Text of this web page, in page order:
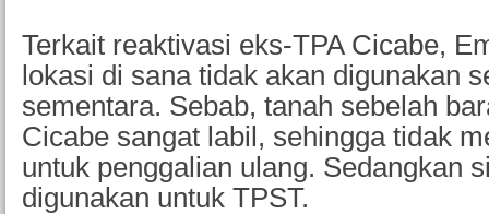
Terkait reaktivasi eks-TPA Cicabe,
lokasi di sana tidak akan digunakan
sementara. Sebab, tanah sebelah
Cicabe sangat labil, sehingga tidak
untuk penggalian ulang. Sedangkan
digunakan untuk TPST.